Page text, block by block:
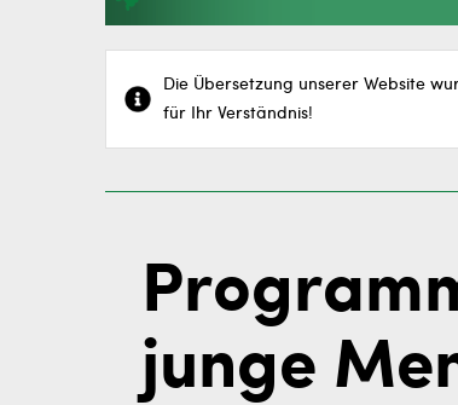
Die Übersetzung unserer Website
für Ihr Verständnis!
junge